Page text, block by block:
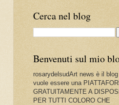
Cerca nel blog
Benvenuti sul mio
rosarydelsudArt news è il
vuole essere una
GRATUITAMENTE A
PER TUTTI COLORO CHE